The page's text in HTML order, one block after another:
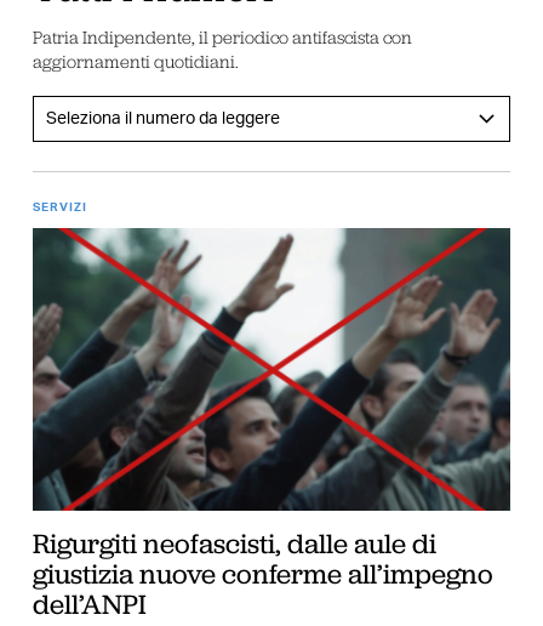
Patria Indipendente, il periodico antifascista con
aggiornamenti quotidiani.
SERVIZI
Rigurgiti neofascisti, dalle aule di
giustizia nuove conferme all’impegno
dell’ANPI